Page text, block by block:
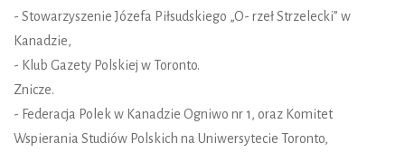
- Stowarzyszenie Józefa Piłsudskiego „O- rzeł Strzelecki” w
Kanadzie,
- Klub Gazety Polskiej w Toronto.
Znicze.
- Federacja Polek w Kanadzie Ogniwo nr 1, oraz Komitet
Wspierania Studiów Polskich na Uniwersytecie Toronto,